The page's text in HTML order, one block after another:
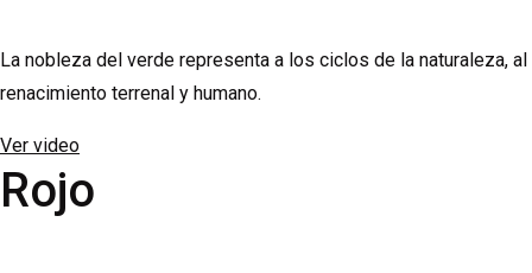
La nobleza del verde representa a los ciclos de la naturaleza, al
renacimiento terrenal y humano.
Ver video
Rojo